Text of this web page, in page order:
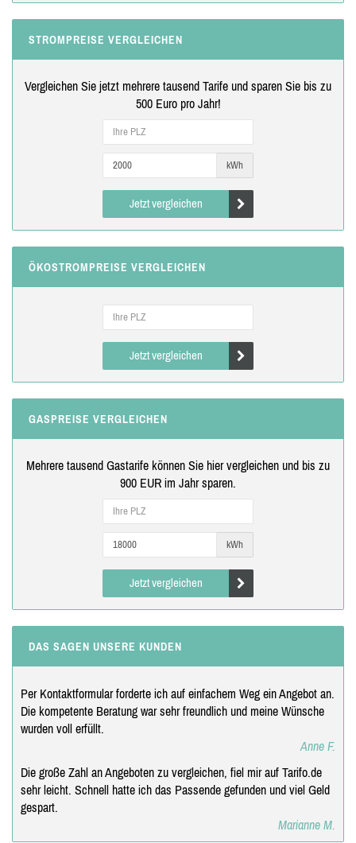
STROMPREISE VERGLEICHEN
Vergleichen Sie jetzt mehrere tausend Tarife und sparen Sie bis zu
500 Euro pro Jahr!
kWh
Jetzt vergleichen
ÖKOSTROMPREISE VERGLEICHEN
Jetzt vergleichen
GASPREISE VERGLEICHEN
Mehrere tausend Gastarife können Sie hier vergleichen und bis zu
900 EUR im Jahr sparen.
kWh
Jetzt vergleichen
DAS SAGEN UNSERE KUNDEN
Per Kontaktformular forderte ich auf einfachem Weg ein Angebot an.
Die kompetente Beratung war sehr freundlich und meine Wünsche
wurden voll erfüllt.
Anne F.
Die große Zahl an Angeboten zu vergleichen, fiel mir auf Tarifo.de
sehr leicht. Schnell hatte ich das Passende gefunden und viel Geld
gespart.
Marianne M.